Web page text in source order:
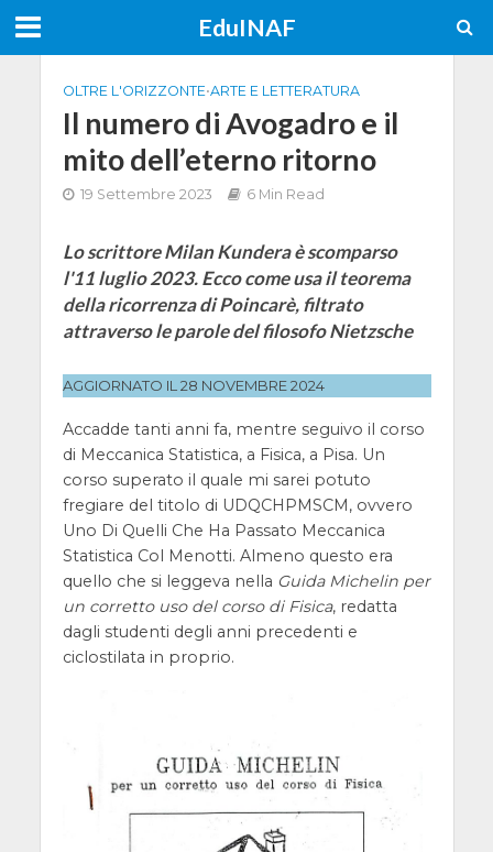
EduINAF
OLTRE L'ORIZZONTE•ARTE E LETTERATURA
Il numero di Avogadro e il
mito dell’eterno ritorno
19 Settembre 2023 6 Min Read
Lo scrittore Milan Kundera è scomparso
l'11 luglio 2023. Ecco come usa il teorema
della ricorrenza di Poincarè, filtrato
attraverso le parole del filosofo Nietzsche
AGGIORNATO IL 28 NOVEMBRE 2024
Accadde tanti anni fa, mentre seguivo il corso
di Meccanica Statistica, a Fisica, a Pisa. Un
corso superato il quale mi sarei potuto
fregiare del titolo di UDQCHPMSCM, ovvero
Uno Di Quelli Che Ha Passato Meccanica
Statistica Col Menotti. Almeno questo era
quello che si leggeva nella Guida Michelin per
un corretto uso del corso di Fisica, redatta
dagli studenti degli anni precedenti e
ciclostilata in proprio.